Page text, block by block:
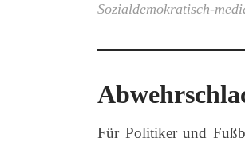
Sozialdemokratisch-
Für Politiker und